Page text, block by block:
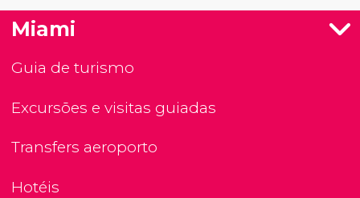
Miami
Guia de turismo
Excursões e visitas guiadas
Transfers aeroporto
Hotéis